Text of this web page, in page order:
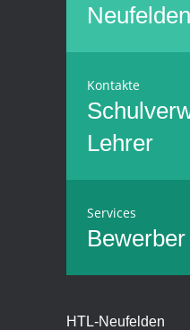
Neufelden
Kontakte
Lehrer
Services
Bewerber
HTL-Neufelden